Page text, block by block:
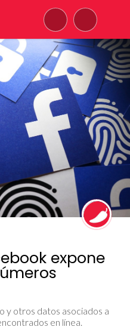
expone
y otros datos asociados a
en línea.